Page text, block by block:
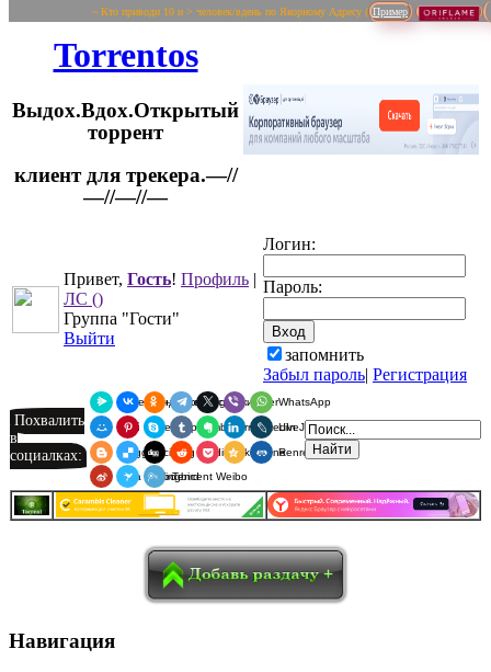
~ Кто приводи 10 и > человек/вдень по Якорному Адресу ( Пример
Torrentos
Выдох.Вдох.Открытый
торрент
Привет, Гость! Профиль |
ЛС ()
Группа "Гости"
Выйти
Логин:
Пароль:
запомнить
Забыл пароль| Регистрация
Похвалить
в
социалках:
Я.Мессенджер
ВКонтакте
Одноклассники
Telegram
X ViberWhatsApp
Мой МирPinterest
SkypeTumblrEvernoteLinkedInLiveJournal
BloggerDelicious
Digg redditPocketQzoneRenren
Sina Weibo
SurfingbirdTencent Weibo
Навигация